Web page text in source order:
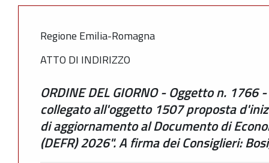
Regione Emilia-Romagna
ATTO DI INDIRIZZO
ORDINE DEL GIORNO - Oggetto n.
collegato all'oggetto 1507 proposta
di aggiornamento al Documento di
(DEFR) 2026". A firma dei Consiglieri: